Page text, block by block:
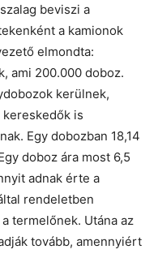
beviszi a
a kamionok
elmondta:
ami 200.000 doboz.
kerülnek,
kereskedők is
Egy dobozban 18,14
doboz ára most 6,5
adnak érte a
rendeletben
termelőnek. Utána az
tovább, amennyiért